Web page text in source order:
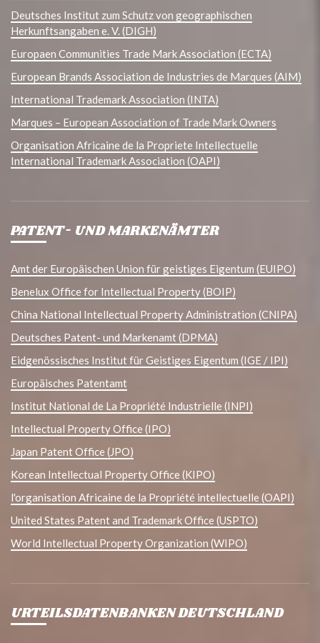
Deutsches Institut zum Schutz von geographischen
Herkunftsangaben e. V. (DIGH)
Europaen Communities Trade Mark Association (ECTA)
European Brands Association de Industries de Marques (AIM)
International Trademark Association (INTA)
Marques – European Association of Trade Mark Owners
Organisation Africaine de la Propriete Intellectuelle
International Trademark Association (OAPI)
PATENT- UND MARKENÄMTER
Amt der Europäischen Union für geistiges Eigentum (EUIPO)
Benelux Office for Intellectual Property (BOIP)
China National Intellectual Property Administration (CNIPA)
Deutsches Patent- und Markenamt (DPMA)
Eidgenössisches Institut für Geistiges Eigentum (IGE / IPI)
Europäisches Patentamt
Institut National de La Propriété Industrielle (INPI)
Intellectual Property Office (IPO)
Japan Patent Office (JPO)
Korean Intellectual Property Office (KIPO)
l'organisation Africaine de la Propriété intellectuelle (OAPI)
United States Patent and Trademark Office (USPTO)
World Intellectual Property Organization (WIPO)
URTEILSDATENBANKEN DEUTSCHLAND